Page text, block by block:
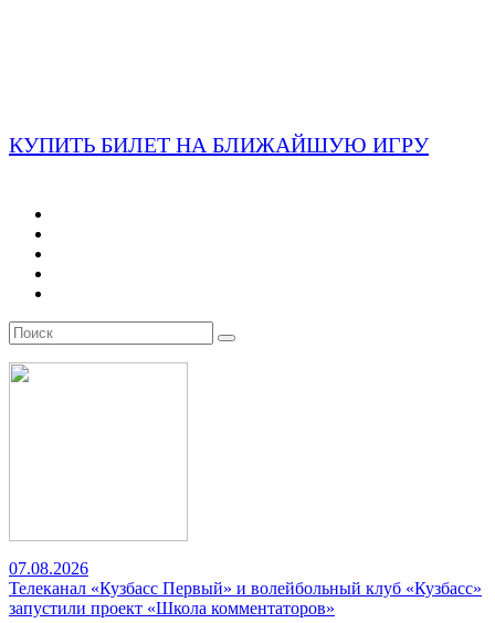
КУПИТЬ БИЛЕТ НА БЛИЖАЙШУЮ ИГРУ
07.08.2026
Телеканал «Кузбасс Первый» и волейбольный клуб «Кузбасс»
запустили проект «Школа комментаторов»